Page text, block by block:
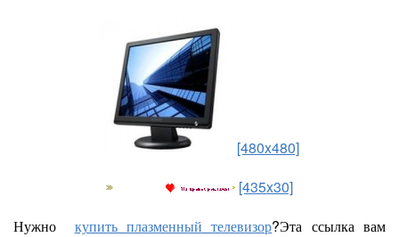
[480x480]
[435x30]
Нужно купить плазменный телевизор?Эта ссылка вам